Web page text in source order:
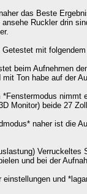
das Beste
Ruckler drin
mit
beim Aufnehmen
Ton habe auf der
nimmt
Monitor) beide 27
naher ist die
und bei der
und